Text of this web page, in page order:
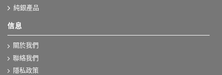
純銀產品
信息
關於我們
聯絡我們
隱私政策